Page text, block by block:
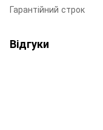
Гарантійний строк
Відгуки